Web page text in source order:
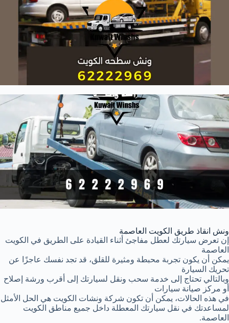
ونش انقاذ طريق الكويت العاصمة
إن تعرض سيارتك لعطل مفاجئ أثناء القيادة على الطريق في الكويت
العاصمة
يمكن أن يكون تجربة محبطة ومثيرة للقلق، قد تجد نفسك عاجزًا عن
تحريك السيارة
وبالتالي تحتاج إلى خدمة سحب ونقل لسيارتك إلى أقرب ورشة إصلاح
أو مركز صيانة سيارات
في هذه الحالات، يمكن أن تكون شركة ونشات الكويت هي الحل الأمثل
لمساعدتك في نقل سيارتك المعطلة داخل جميع مناطق الكويت
العاصمة.